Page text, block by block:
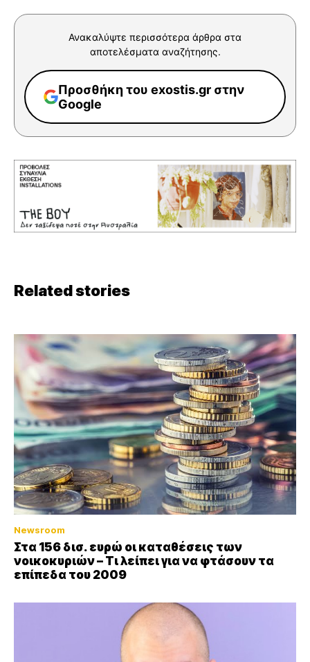
Ανακαλύψτε περισσότερα άρθρα στα
αποτελέσματα αναζήτησης.
Προσθήκη του exostis.gr στην
Google
Related stories
Newsroom
Στα 156 δισ. ευρώ οι καταθέσεις των
νοικοκυριών – Τι λείπει για να φτάσουν τα
επίπεδα του 2009